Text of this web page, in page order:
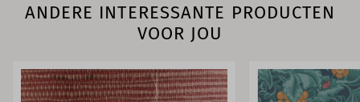
ANDERE INTERESSANTE PRODUCTEN
VOOR JOU